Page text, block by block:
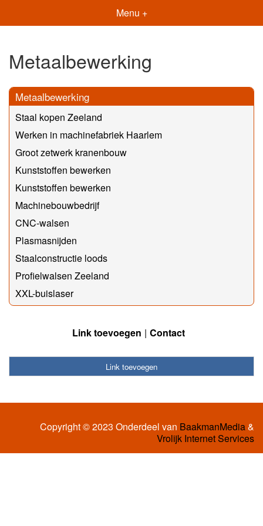
Menu +
Metaalbewerking
Metaalbewerking
Staal kopen Zeeland
Werken in machinefabriek Haarlem
Groot zetwerk kranenbouw
Kunststoffen bewerken
Kunststoffen bewerken
Machinebouwbedrijf
CNC-walsen
Plasmasnijden
Staalconstructie loods
Profielwalsen Zeeland
XXL-buislaser
Link toevoegen Contact
Link toevoegen
Copyright © 2023 Onderdeel van BaakmanMedia&
Vrolijk Internet Services